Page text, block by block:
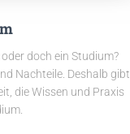
doch ein Studium?
Nachteile. Deshalb gibt
die Wissen und Praxis